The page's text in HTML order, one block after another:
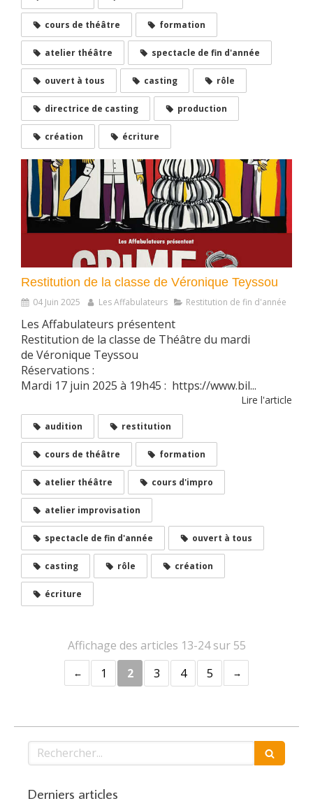
cours de théâtre formation
atelier théâtre spectacle de fin d'année
ouvert à tous casting rôle
directrice de casting production
création écriture
Restitution de la classe de Véronique Teyssou
04 Juin 2025 Les Affabulateurs Restitution de fin d'année
Les Affabulateurs présentent
Restitution de la classe de Théâtre du mardi
de Véronique Teyssou
Réservations :
Mardi 17 juin 2025 à 19h45 : https://www.bil...
Lire l'article
audition restitution
cours de théâtre formation
atelier théâtre cours d'impro
atelier improvisation
spectacle de fin d'année ouvert à tous
casting rôle création
écriture
Affichage des articles 13-24 sur 55
1
2 3 4 5
Rechercher
Derniers articles